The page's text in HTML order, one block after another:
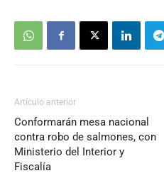
Artículo anterior
Conformarán mesa nacional
contra robo de salmones, con
Ministerio del Interior y
Fiscalía